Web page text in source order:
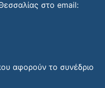
στο email:
αφορούν το συνέδριο